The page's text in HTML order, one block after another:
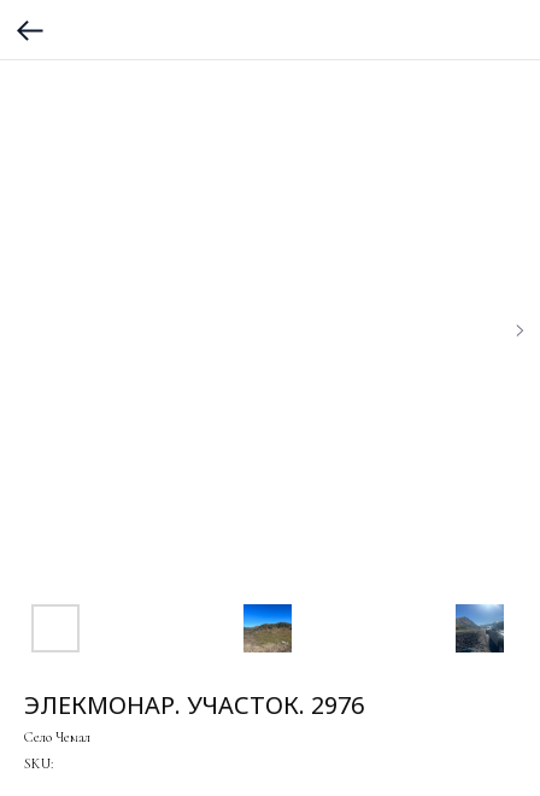
ЭЛЕКМОНАР. УЧАСТОК. 2976
Село Чемал
SKU: